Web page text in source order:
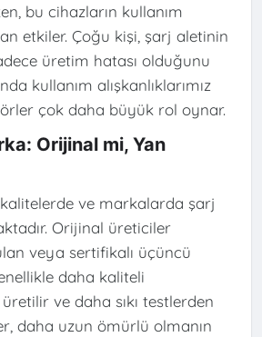
bu cihazların kullanım
etkiler. Çoğu kişi, şarj aletinin
üretim hatası olduğunu
kullanım alışkanlıklarımız
çok daha büyük rol oynar.
Orijinal mi, Yan
ve markalarda şarj
Orijinal üreticiler
veya sertifikalı üçüncü
daha kaliteli
ve daha sıkı testlerden
daha uzun ömürlü olmanın